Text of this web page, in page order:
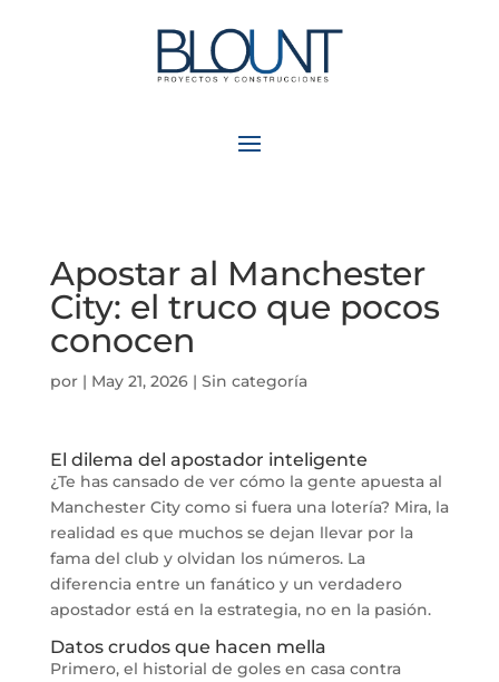
Apostar al Manchester
City: el truco que pocos
conocen
por | May 21, 2026| Sin categoría
El dilema del apostador inteligente
¿Te has cansado de ver cómo la gente apuesta al
Manchester City como si fuera una lotería? Mira, la
realidad es que muchos se dejan llevar por la
fama del club y olvidan los números. La
diferencia entre un fanático y un verdadero
apostador está en la estrategia, no en la pasión.
Datos crudos que hacen mella
Primero, el historial de goles en casa contra